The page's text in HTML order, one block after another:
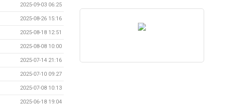
2025-09-03 06:25
2025-08-26 15:16
2025-08-18 12:51
2025-08-08 10:00
2025-07-14 21:16
2025-07-10 09:27
2025-07-08 10:13
2025-06-18 19:04